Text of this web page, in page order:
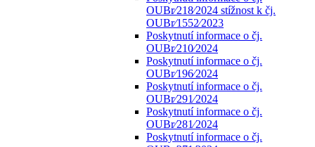
OUBr⁄218⁄2024 stížnost k čj.
OUBr⁄1552⁄2023
Poskytnutí informace o čj.
OUBr⁄210⁄2024
Poskytnutí informace o čj.
OUBr⁄196⁄2024
Poskytnutí informace o čj.
OUBr⁄291⁄2024
Poskytnutí informace o čj.
OUBr⁄281⁄2024
Poskytnutí informace o čj.